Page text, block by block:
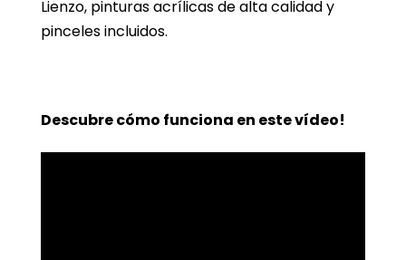
Lienzo, pinturas acrílicas de alta calidad y
pinceles incluidos.
Descubre cómo funciona en este vídeo!